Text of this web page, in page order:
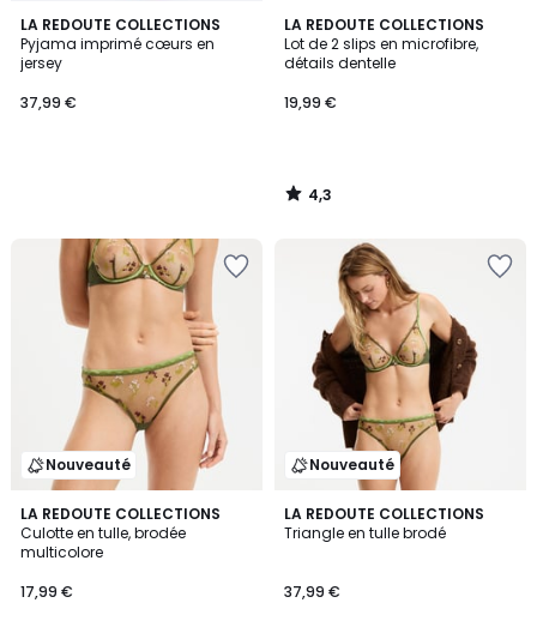
LA REDOUTE COLLECTIONS
Pyjama imprimé cœurs en
jersey
37,99 €
LA REDOUTE COLLECTIONS
Lot de 2 slips en microfibre,
détails dentelle
19,99 €
4,3
/ 5
4,3
/
Nouveauté
LA REDOUTE COLLECTIONS
Culotte en tulle, brodée
multicolore
17,99 €
Nouveauté
LA REDOUTE COLLECTIONS
Triangle en tulle brodé
37,99 €